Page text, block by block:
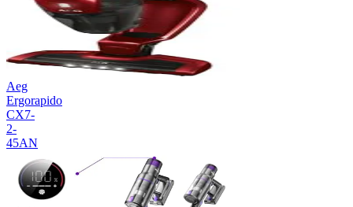
Aeg
Ergorapido
CX7-
2-
45AN